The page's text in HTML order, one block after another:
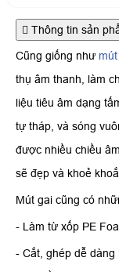
Thông tin sản
Cũng giống như
thụ âm thanh, làm
liệu tiêu âm dạng
tự tháp, và sóng
được nhiều chiều
sẽ đẹp và khoẻ
Mút gai cũng có
- Làm từ xốp PE
- Cắt, ghép dễ